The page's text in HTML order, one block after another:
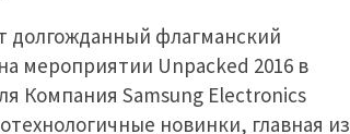
долгожданный флагманский
мероприятии Unpacked 2016 в
Компания Samsung Electronics
новинки, главная из